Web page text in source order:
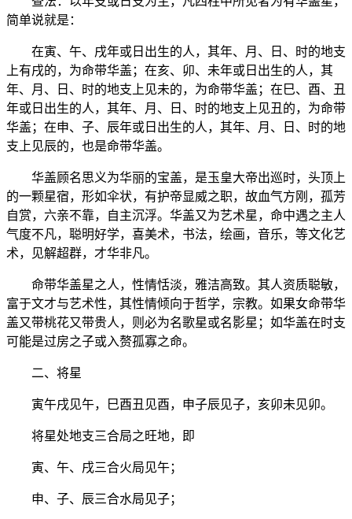
简单说就是：
在寅、午、戌年或日出生的人，其年、月、日、时的地支
上有戌的，为命带华盖；在亥、卯、未年或日出生的人，其
年、月、日、时的地支上见未的，为命带华盖；在巳、酉、丑
年或日出生的人，其年、月、日、时的地支上见丑的，为命带
华盖；在申、子、辰年或日出生的人，其年、月、日、时的地
支上见辰的，也是命带华盖。
华盖顾名思义为华丽的宝盖，是玉皇大帝出巡时，头顶上
的一颗星宿，形如伞状，有护帝显威之职，故血气方刚，孤芳
自赏，六亲不靠，自主沉浮。华盖又为艺术星，命中遇之主人
气度不凡，聪明好学，喜美术，书法，绘画，音乐，等文化艺
术，见解超群，才华非凡。
命带华盖星之人，性情恬淡，雅洁高致。其人资质聪敏，
富于文才与艺术性，其性情倾向于哲学，宗教。如果女命带华
盖又带桃花又带贵人，则必为名歌星或名影星；如华盖在时支
可能是过房之子或入赘孤寡之命。
二、将星
寅午戌见午，巳酉丑见酉，申子辰见子，亥卯未见卯。
将星处地支三合局之旺地，即
寅、午、戌三合火局见午；
申、子、辰三合水局见子；